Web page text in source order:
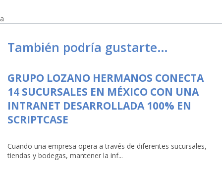
a
También podría gustarte…
GRUPO LOZANO HERMANOS CONECTA
14 SUCURSALES EN MÉXICO CON UNA
INTRANET DESARROLLADA 100% EN
SCRIPTCASE
Cuando una empresa opera a través de diferentes sucursales,
tiendas y bodegas, mantener la inf...